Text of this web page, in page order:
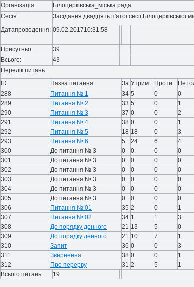
Організація:
Білоцерківська_міська рада
Сесія:
Засідання двадцять п'ятої сесії Білоцерківської
Датапроведення: 09.02.201710:31:58
Присутньо:
39
Всього:
43
Перелік питань
ID
Назва питання За Утрим Проти Не
288
Питання № 1 34 5 0 0
289
Питання № 2 33 5 0 1
290
Питання № 3 37 0 0 2
291
Питання № 4 38 0 0 1
292
Питання № 5 18 18 0 3
293
Питання № 6 5 24 6 4
300
До питання № 3 0 0 0 0
301
До питання № 3 0 0 0 0
302
До питання № 3 0 0 0 0
303
До питання № 3 0 0 0 0
304
До питання № 3 0 0 0 0
305
До питання № 3 0 0 0 0
306
Питання № 01 35 2 0 1
307
Питання № 02 34 1 1 3
308
До порядку денного 21 13 5 0
309
До порядку денного 21 10 7 1
310
Запит 36 0 0 3
311
Звернення 38 0 0 1
312
Про перерву 31 2 5 1
Всього питань:
19